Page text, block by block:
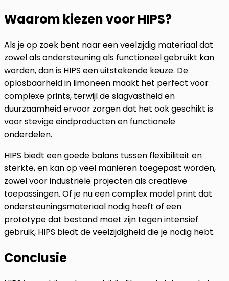
Waarom kiezen voor HIPS?
Als je op zoek bent naar een veelzijdig materiaal dat
zowel als ondersteuning als functioneel gebruikt kan
worden, dan is HIPS een uitstekende keuze. De
oplosbaarheid in limoneen maakt het perfect voor
complexe prints, terwijl de slagvastheid en
duurzaamheid ervoor zorgen dat het ook geschikt is
voor stevige eindproducten en functionele
onderdelen.
HIPS biedt een goede balans tussen flexibiliteit en
sterkte, en kan op veel manieren toegepast worden,
zowel voor industriële projecten als creatieve
toepassingen. Of je nu een complex model print dat
ondersteuningsmateriaal nodig heeft of een
prototype dat bestand moet zijn tegen intensief
gebruik, HIPS biedt de veelzijdigheid die je nodig hebt.
Conclusie